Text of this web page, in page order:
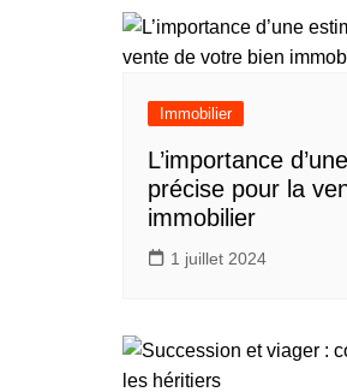
l’article
Immobilier
L’importance
précise pour la
immobilier
1 juillet 2024